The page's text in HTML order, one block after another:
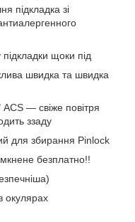
підкладка зі
щоки під
швидка та швидка
— свіже повітря
ззаду
для збирання Pinlock
безплатно!!
окулярах